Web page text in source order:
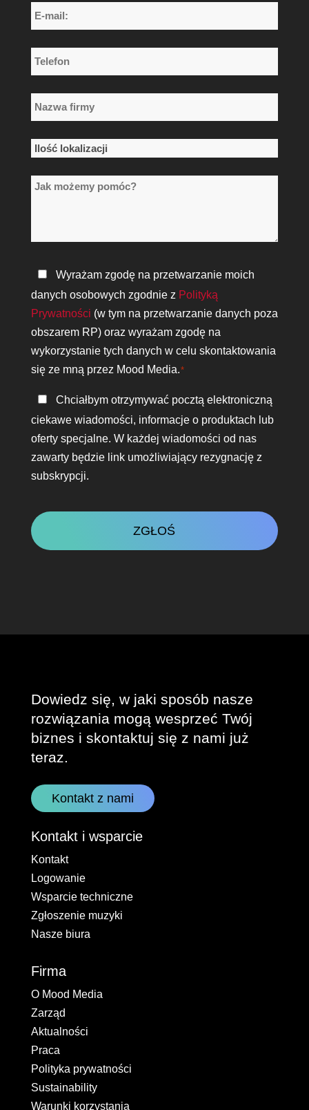
E-
mail:
*
Telefon
*
Nazwa
firmy
*
Ilość
Jak
Polityka
prywatności
*
Wyrażam zgodę na przetwarzanie moich
danych osobowych zgodnie z Polityką
Prywatności (w tym na przetwarzanie danych poza
obszarem RP) oraz wyrażam zgodę na
wykorzystanie tych danych w celu skontaktowania
się ze mną przez Mood Media.*
Bądź
w
kontakcie
Chciałbym otrzymywać pocztą elektroniczną
ciekawe wiadomości, informacje o produktach lub
oferty specjalne. W każdej wiadomości od nas
zawarty będzie link umożliwiający rezygnację z
subskrypcji.
Dowiedz się, w jaki sposób nasze
rozwiązania mogą wesprzeć Twój
biznes i skontaktuj się z nami już
teraz.
Kontakt z nami
Kontakt i wsparcie
Kontakt
Logowanie
Wsparcie techniczne
Zgłoszenie muzyki
Nasze biura
Firma
O Mood Media
Zarząd
Aktualności
Praca
Polityka prywatności
Sustainability
Warunki korzystania